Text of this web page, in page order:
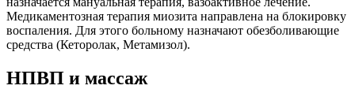
Медикаментозная терапия миозита направлена на блокировку
воспаления. Для этого больному назначают обезболивающие
средства (Кеторолак, Метамизол).
НПВП и массаж